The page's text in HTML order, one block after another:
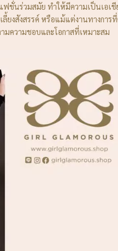
ฟชั่นร่วมสมัย ทำให้มีความเป็นเอเ
ยงสังสรรค์ หรือแม้แต่งานทางการ
มความชอบและโอกาสที่เหมาะสม